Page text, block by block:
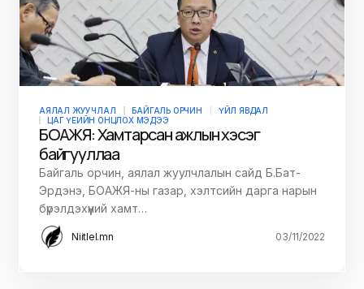
АЯЛАЛ ЖУУЧЛАЛ БАЙГАЛЬ ОРЧИН
ҮЙЛ ЯВДАЛ
ЦАГ ҮЕИЙН ОНЦЛОХ МЭДЭЭ
БОАЖЯ: Хамтарсан ажлын хэсэг
байгууллаа
Байгаль орчин, аялал жуулчлалын сайд Б.Бат-
Эрдэнэ, БОАЖЯ-ны газар, хэлтсийн дарга нарын
бүрэлдэхүүний хамт…
Niitlel.mn 03/11/2022